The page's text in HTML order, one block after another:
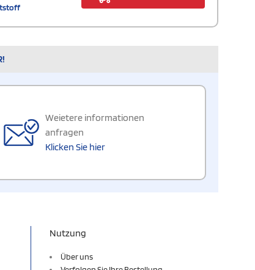
Weietere informationen
anfragen
Klicken Sie hier
Nutzung
Über uns